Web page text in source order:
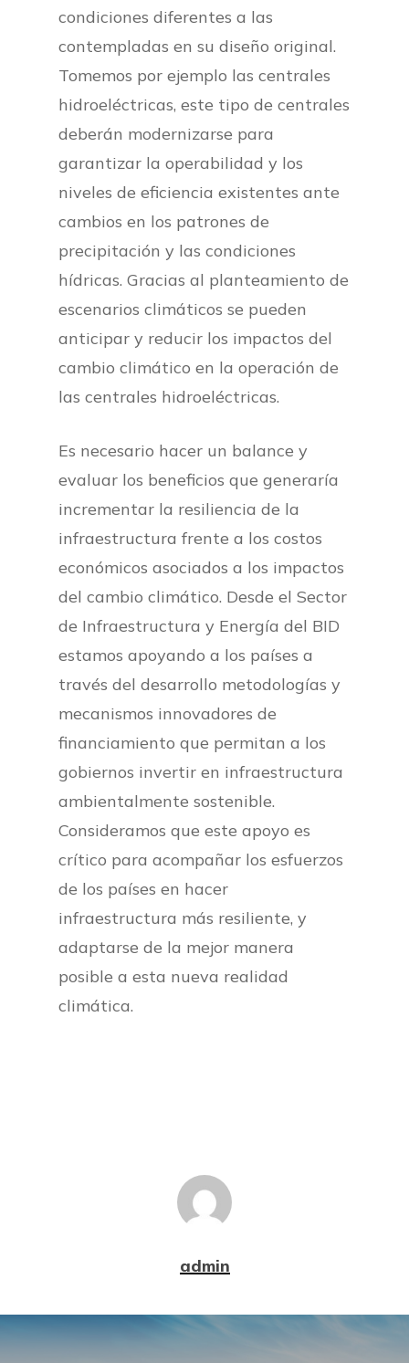
condiciones diferentes a las
contempladas en su diseño original.
Tomemos por ejemplo las centrales
hidroeléctricas, este tipo de centrales
deberán modernizarse para
garantizar la operabilidad y los
niveles de eficiencia existentes ante
cambios en los patrones de
precipitación y las condiciones
hídricas. Gracias al planteamiento de
escenarios climáticos se pueden
anticipar y reducir los impactos del
cambio climático en la operación de
las centrales hidroeléctricas.
Es necesario hacer un balance y
evaluar los beneficios que generaría
incrementar la resiliencia de la
infraestructura frente a los costos
económicos asociados a los impactos
del cambio climático. Desde el Sector
de Infraestructura y Energía del BID
estamos apoyando a los países a
través del desarrollo metodologías y
mecanismos innovadores de
financiamiento que permitan a los
gobiernos invertir en infraestructura
ambientalmente sostenible.
Consideramos que este apoyo es
crítico para acompañar los esfuerzos
de los países en hacer
infraestructura más resiliente, y
adaptarse de la mejor manera
posible a esta nueva realidad
climática.
admin